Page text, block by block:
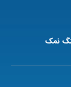
نمک